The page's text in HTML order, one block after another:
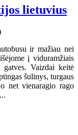
lietuvius
ir mažiau nei
į viduramžiais
Vaizdai keitė
šulinys, turgaus
net vienaragio rago